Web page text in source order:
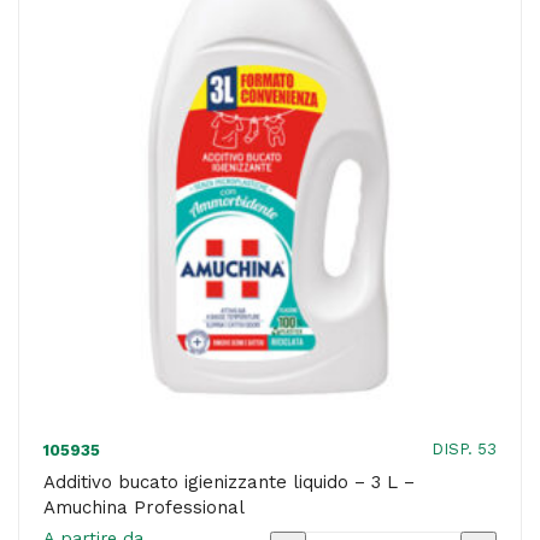
Amuchina
Professional
quantità
105935 DISP. 53
Additivo bucato igienizzante liquido – 3 L –
Amuchina Professional